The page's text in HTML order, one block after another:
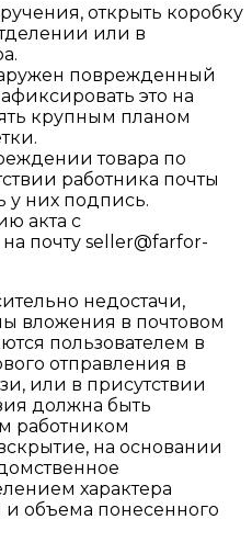
открыть коробку
или в
поврежденный
это на
крупным планом
товара по
работника почты
у них подпись.
акта с
почту seller@farfor-
недостачи,
вложения в почтовом
пользователем в
отправления в
или в присутствии
должна быть
работником
на основании
характера
объема понесенного